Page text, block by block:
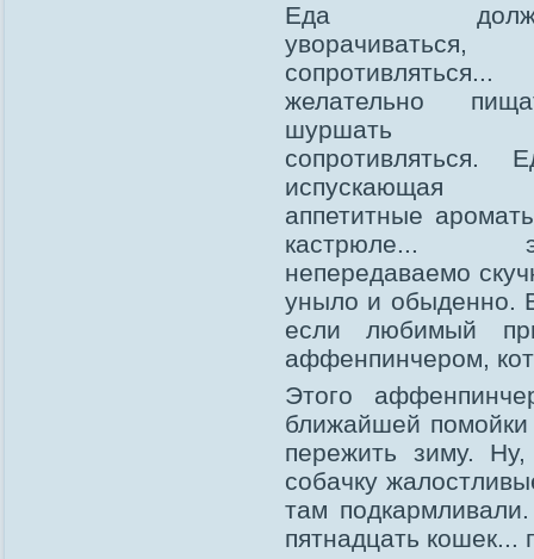
Еда
уворачиваться,
сопротивляться...
желательно
шуршать
сопротивляться.
испускающая
аппетитные
кастрюле...
непередаваемо
уныло и обыденно.
если любимый
аффенпинчером,
Этого
ближайшей
пережить зиму.
собачку
там
пятнадцать